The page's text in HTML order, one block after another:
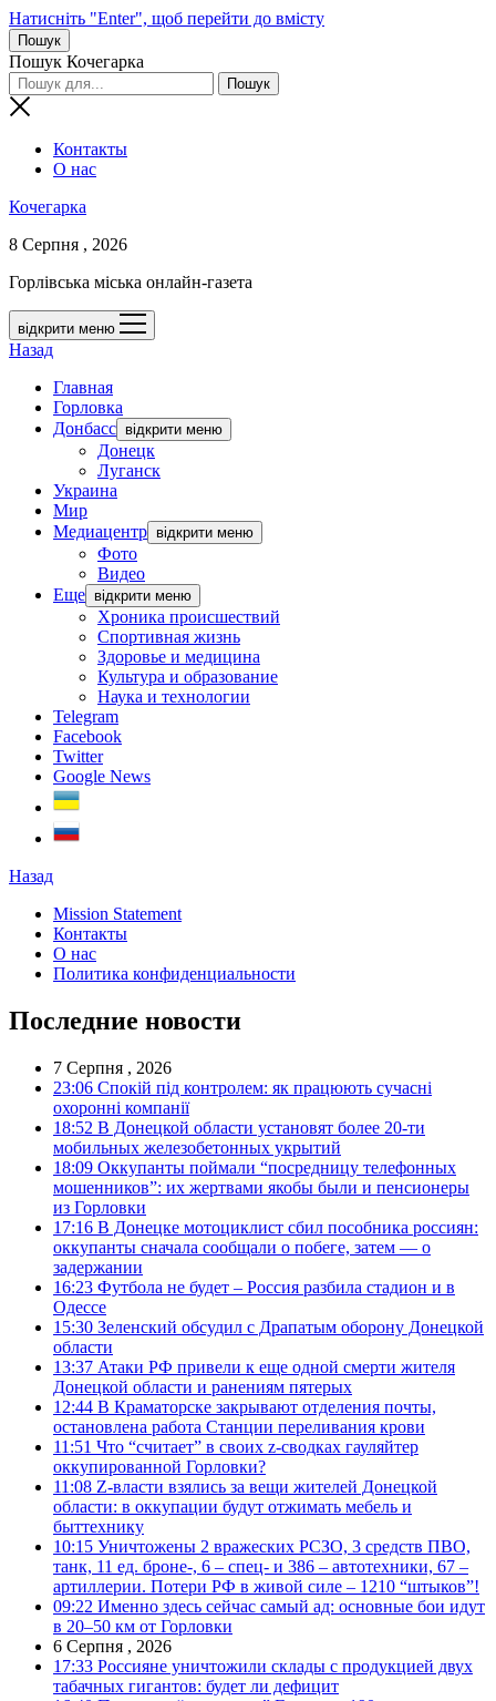
Натисніть "Enter", щоб перейти до вмісту
Пошук
Пошук Кочегарка
Контакты
О нас
Кочегарка
8 Серпня , 2026
Горлівська міська онлайн-газета
відкрити меню
Назад
Главная
Горловка
Донбасс відкрити меню
Донецк
Луганск
Украина
Мир
Медиацентр відкрити меню
Фото
Видео
Еще відкрити меню
Хроника происшествий
Спортивная жизнь
Здоровье и медицина
Культура и образование
Наука и технологии
Telegram
Facebook
Twitter
Google News
Назад
Mission Statement
Контакты
О нас
Политика конфиденциальности
Последние новости
7 Серпня , 2026
23:06 Спокій під контролем: як працюють сучасні
охоронні компанії
18:52 В Донецкой области установят более 20-ти
мобильных железобетонных укрытий
18:09 Оккупанты поймали “посредницу телефонных
мошенников”: их жертвами якобы были и пенсионеры
из Горловки
17:16 В Донецке мотоциклист сбил пособника россиян:
оккупанты сначала сообщали о побеге, затем — о
задержании
16:23 Футбола не будет – Россия разбила стадион и в
Одессе
15:30 Зеленский обсудил с Драпатым оборону Донецкой
области
13:37 Атаки РФ привели к еще одной смерти жителя
Донецкой области и ранениям пятерых
12:44 В Краматорске закрывают отделения почты,
остановлена работа Станции переливания крови
11:51 Что “считает” в своих z-сводках гауляйтер
оккупированной Горловки?
11:08 Z-власти взялись за вещи жителей Донецкой
области: в оккупации будут отжимать мебель и
быттехнику
10:15 Уничтожены 2 вражеских РСЗО, 3 средств ПВО,
танк, 11 ед. броне-, 6 – спец- и 386 – автотехники, 67 –
артиллерии. Потери РФ в живой силе – 1210 “штыков”!
09:22 Именно здесь сейчас самый ад: основные бои идут
в 20–50 км от Горловки
6 Серпня , 2026
17:33 Россияне уничтожили склады с продукцией двух
табачных гигантов: будет ли дефицит